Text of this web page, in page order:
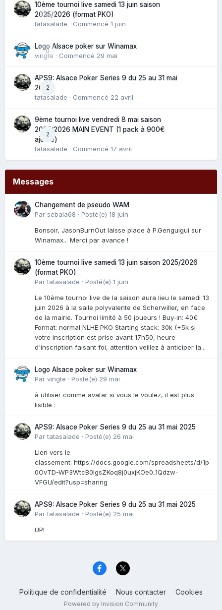
0
10ème tournoi live samedi 13 juin saison
2025/2026 (format PKO)
tatasalade · Commencé 1 juin
0
Logo Alsace poker sur Winamax
vingte · Commencé 29 mai
2
APS9: Alsace Poker Series 9 du 25 au 31 mai
2025
tatasalade · Commencé 22 avril
2
9ème tournoi live vendredi 8 mai saison
2025/2026 MAIN EVENT (1 pack à 900€
ajouté)
tatasalade · Commencé 17 avril
Messages
Changement de pseudo WAM
Par sebala68 · Posté(e) 18 juin
Bonsoir, JasonBurnOut laisse place à P.Genguigui sur
Winamax... Merci par avance !
10ème tournoi live samedi 13 juin saison 2025/2026
(format PKO)
Partatasalade · Posté(e) 1 juin
Le 10ème tournoi live de la saison aura lieu le samedi 13
juin 2026 à la salle polyvalente de Scherwiller, en face
de la mairie. Tournoi limité à 50 joueurs ! Buy-in: 40€
Format: normal NLHE PKO Starting stack: 30k (+5k si
votre inscription est prise avant 17h50, heure
d'inscription faisant foi, attention veillez à anticiper la...
Logo Alsace poker sur Winamax
Par vingte · Posté(e) 29 mai
à utiliser comme avatar si vous le voulez, il est plus
lisible :
APS9: Alsace Poker Series 9 du 25 au 31 mai 2025
Partatasalade · Posté(e) 26 mai
Lien vers le
classement: https://docs.google.com/spreadsheets/d/1p
0OvTD-WP3WtcB0lgsZKoq8j0uxjKOe0_1Qdzw-
VFGU/edit?usp=sharing
APS9: Alsace Poker Series 9 du 25 au 31 mai 2025
Partatasalade · Posté(e) 25 mai
UP!
Politique de confidentialité Nous contacter Cookies
Powered by Invision Community